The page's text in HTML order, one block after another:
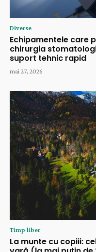
Diverse
Echipamentele care
chirurgia
suport tehnic rapid
mai 27, 2026
Timp liber
La munte cu copiii: